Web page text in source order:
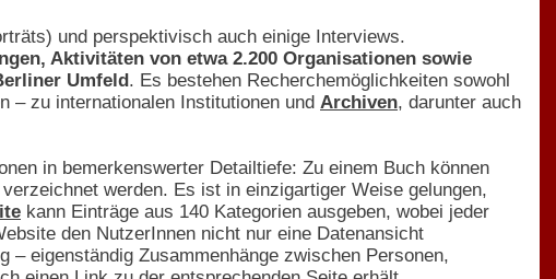
und perspektivisch auch einige Interviews.
Aktivitäten von etwa 2.200 Organisationen sowie
Umfeld. Es bestehen Recherchemöglichkeiten sowohl
– zu internationalen Institutionen und Archiven, darunter auch
in bemerkenswerter Detailtiefe: Zu einem Buch können
werden. Es ist in einzigartiger Weise gelungen,
kann Einträge aus 140 Kategorien ausgeben, wobei jeder
den NutzerInnen nicht nur eine Datenansicht
– eigenständig Zusammenhänge zwischen Personen,